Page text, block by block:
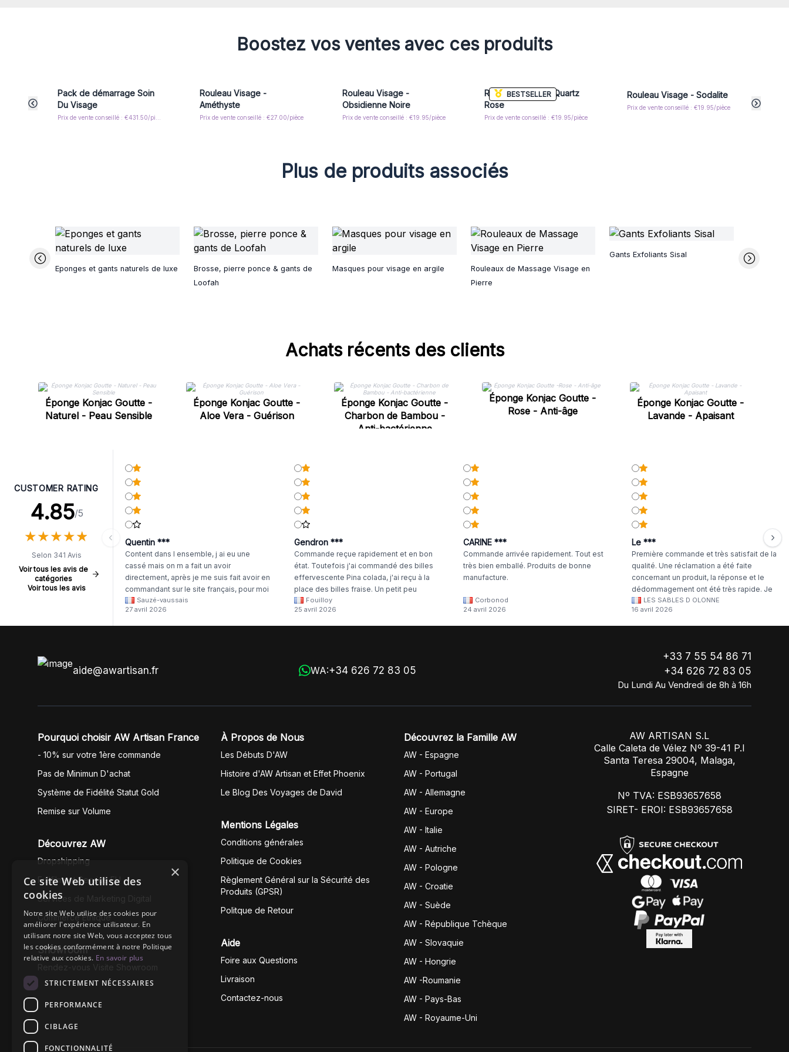
Boostez vos ventes avec ces produits
Pack de démarrage Soin
Du Visage
Rouleau Visage -
Améthyste
Prix de vente conseillé : €27.00/pièce
Rouleau Visage -
Obsidienne Noire
Prix de vente conseillé : €19.95/pièce
BESTSELLER
Rouleau Visage - Quartz
Rose
Prix de vente conseillé : €19.95/pièce
Rouleau Visage - Sodalite
Prix de vente conseillé : €19.95/pièce
Plus de produits associés
Eponges et gants naturels de luxe
Brosse, pierre ponce & gants de
Loofah
Masques pour visage en argile
Rouleaux de Massage Visage en
Pierre
Gants Exfoliants Sisal
Achats récents des clients
Éponge Konjac Goutte -
Naturel - Peau Sensible
Éponge Konjac Goutte -
Aloe Vera - Guérison
Éponge Konjac Goutte -
Charbon de Bambou -
Anti-bactérienne
Éponge Konjac Goutte -
Rose - Anti-âge
Éponge Konjac Goutte -
Lavande - Apaisant
CUSTOMER RATING
4.85/5
★★★★★
★★★★★
Selon 341 Avis
Voir tous les avis de
catégories
Voir tous les avis
Quentin ***
Content dans l ensemble, j ai eu une
cassé mais on m a fait un avoir
directement, après je me suis fait avoir en
commandant sur le site français, pour moi
il était évident que les produits était de la
même langue mais raté tout est en
anglais.
Sauzé-vaussais
27 avril 2026
Gendron ***
Commande reçue rapidement et en bon
état. Toutefois j'ai commandé des billes
effervescente Pina colada, j'ai reçu à la
place des billes fraise. Un petit peu
dommage
Fouilloy
25 avril 2026
CARINE ***
Commande arrivée rapidement. Tout est
très bien emballé. Produits de bonne
manufacture.
Corbonod
24 avril 2026
Le ***
Première commande et très satisfait de la
qualité. Une réclamation a été faite
concernant un produit, la réponse et le
dédommagement ont été très rapide. Je
continuerai à commander chez WA Artisan
!
LES SABLES D OLONNE
16 avril 2026
aide@awartisan.fr WA:+34 626 72 83 05
+33 7 55 54 86 71
+34 626 72 83 05
Du Lundi Au Vendredi de 8h à 16h
Pourquoi choisir AW Artisan France
- 10% sur votre 1ère commande
Pas de Minimun D'achat
Système de Fidélité Statut Gold
Remise sur Volume
Découvrez AW
Dropshipping
Fullfilment Service EU
Services de Marketing Digital
Commerce Éthique
Showroom
À Propos de Nous
Les Débuts D'AW
Histoire d'AW Artisan et Effet Phoenix
Le Blog Des Voyages de David
Mentions Légales
Conditions générales
Politique de Cookies
Règlement Général sur la Sécurité des
Produits (GPSR)
Politque de Retour
Aide
Foire aux Questions
Livraison
Contactez-nous
Découvrez la Famille AW
AW - Espagne
AW - Portugal
AW - Allemagne
AW - Europe
AW - Italie
AW - Autriche
AW - Pologne
AW - Croatie
AW - Suède
AW - République Tchèque
AW - Slovaquie
AW - Hongrie
AW -Roumanie
AW - Pays-Bas
AW - Royaume-Uni
AW ARTISAN S.L
Calle Caleta de Vélez Nº 39-41 P.I
Santa Teresa 29004, Malaga,
Espagne
Nº TVA: ESB93657658
SIRET- EROI: ESB93657658